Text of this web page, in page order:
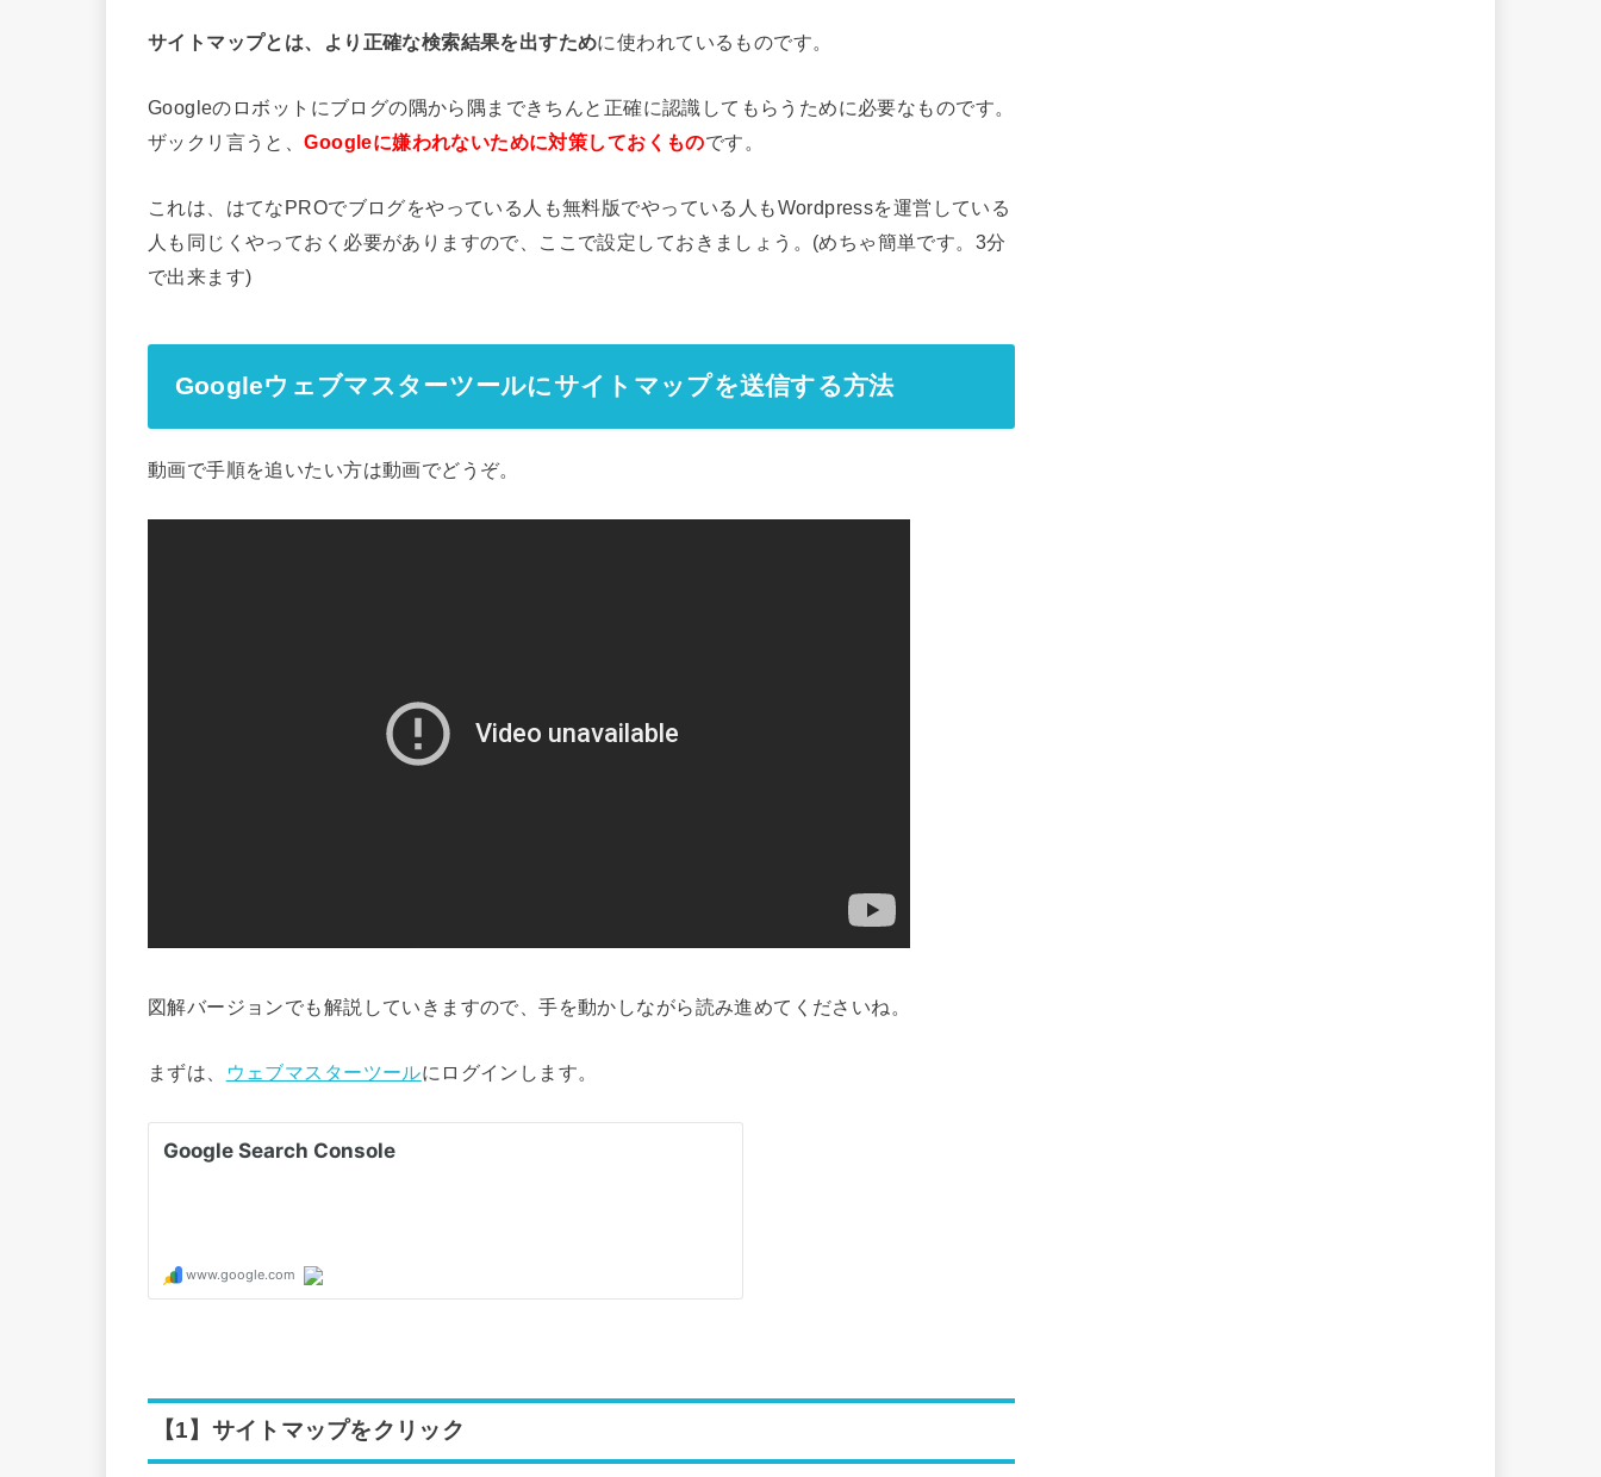
サイトマップとは、より正確な検索結果を出すために使われているものです。
Googleのロボットにブログの隅から隅まできちんと正確に認識してもらうために必要なものです。
ザックリ言うと、Googleに嫌われないために対策しておくものです。
これは、はてなPROでブログをやっている人も無料版でやっている人もWordpressを運営している
人も同じくやっておく必要がありますので、ここで設定しておきましょう。(めちゃ簡単です。3分
で出来ます)
Googleウェブマスターツールにサイトマップを送信する方法
動画で手順を追いたい方は動画でどうぞ。
図解バージョンでも解説していきますので、手を動かしながら読み進めてくださいね。
まずは、 ウェブマスターツールにログインします。
【1】サイトマップをクリック